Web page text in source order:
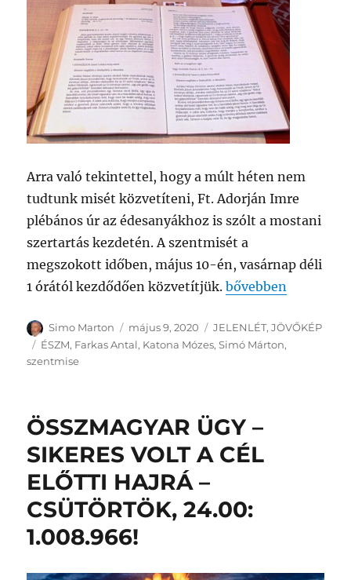
Arra való tekintettel, hogy a múlt héten nem
tudtunk misét közvetíteni, Ft. Adorján Imre
plébános úr az édesanyákhoz is szólt a mostani
szertartás kezdetén. A szentmisét a
megszokott időben, május 10-én, vasárnap déli
1 órától kezdődően közvetítjük.„SZENTMISE –
bővebben
Szerző
Simo Marton Közzétéve
május 9, 2020 Kategória
JELENLÉT,JÖVŐKÉP
Címke
ÉSZM, Farkas Antal, Katona Mózes,Simó Márton,
szentmise
ÖSSZMAGYAR ÜGY –
SIKERES VOLT A CÉL
ELŐTTI HAJRÁ –
CSÜTÖRTÖK, 24.00:
1.008.966!